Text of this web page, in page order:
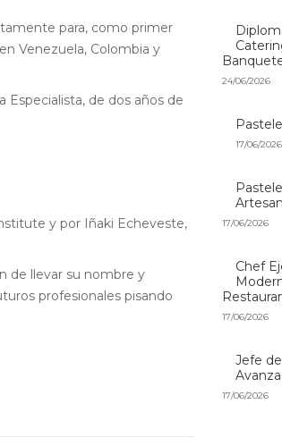
para, como primer
Venezuela, Colombia y
de dos años de
y por Iñaki Echeveste,
de llevar su nombre y
profesionales pisando
24/06/2026
17/06/2026
17/06/2026
Chef
17/06/2026
Jefe
17/06/2026